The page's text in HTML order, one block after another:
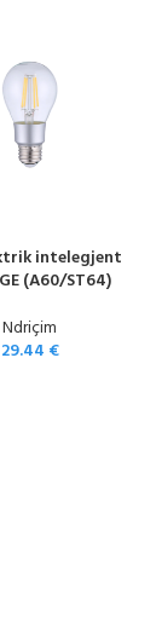
intelegjent
(A60/ST64)
Ndriçim
29.44 €